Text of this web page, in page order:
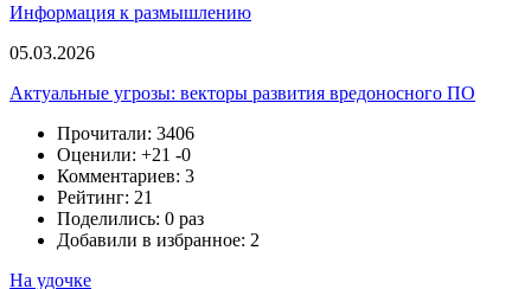
Информация к размышлению
05.03.2026
Актуальные угрозы: векторы развития вредоносного ПО
Прочитали: 3406
Оценили: +21 -0
Комментариев: 3
Рейтинг: 21
Поделились: 0 раз
Добавили в избранное: 2
На удочке